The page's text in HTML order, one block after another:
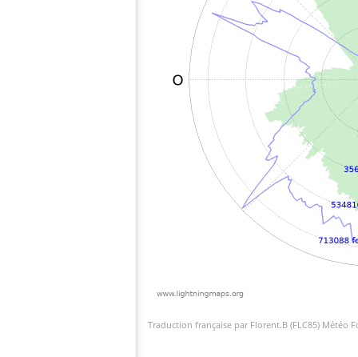
Traduction française par Florent.B (FLC85) Météo